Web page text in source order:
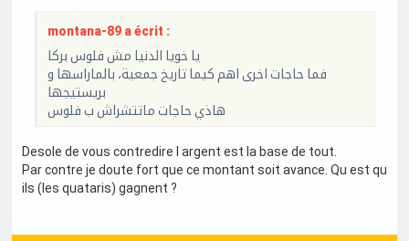
montana-89 a écrit :
يا خويا الدنيا مش فلوس بركا
فما حاجات اخرى اهم كيما تاريخ جمعية، بالماراسها و
بريستيجها
هاذي حاجات ماتتشراش ب فلوس
Desole de vous contredire l argent est la base de tout.
Par contre je doute fort que ce montant soit avance. Qu est qu
ils (les quataris) gagnent ?